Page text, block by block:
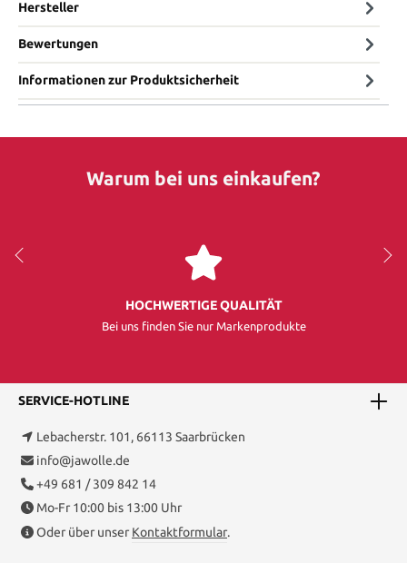
Hersteller
Bewertungen
Informationen zur Produktsicherheit
Warum bei uns einkaufen?
HOCHWERTIGE QUALITÄT
Bei uns finden Sie nur Markenprodukte
SERVICE-HOTLINE
Lebacherstr. 101, 66113 Saarbrücken
info@jawolle.de
+49 681 / 309 842 14
Mo-Fr 10:00 bis 13:00 Uhr
Oder über unser Kontaktformular.